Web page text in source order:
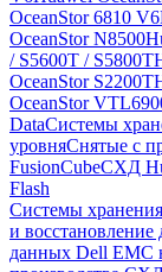
OceanStor 6810 V6
OceanStor N8500
/ S5600T / S5800T
OceanStor S2200T
OceanStor
DataСистемы
уровняСнятые с
FusionCubeСХД
Flash
Системы
и
данных Dell EMC